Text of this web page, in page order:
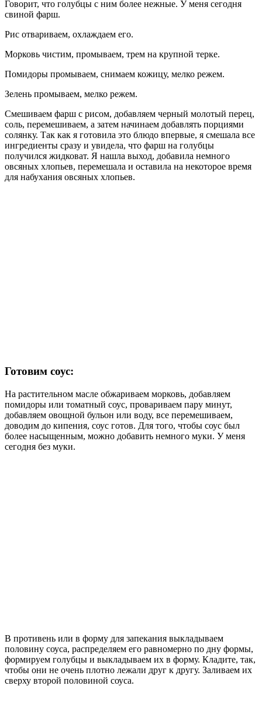
Говорит, что голубцы с ним более нежные. У меня сегодня
свиной фарш.
Рис отвариваем, охлаждаем его.
Морковь чистим, промываем, трем на крупной терке.
Помидоры промываем, снимаем кожицу, мелко режем.
Зелень промываем, мелко режем.
Смешиваем фарш с рисом, добавляем черный молотый перец,
соль, перемешиваем, а затем начинаем добавлять порциями
солянку. Так как я готовила это блюдо впервые, я смешала все
ингредиенты сразу и увидела, что фарш на голубцы
получился жидковат. Я нашла выход, добавила немного
овсяных хлопьев, перемешала и оставила на некоторое время
для набухания овсяных хлопьев.
Готовим соус:
На растительном масле обжариваем морковь, добавляем
помидоры или томатный соус, провариваем пару минут,
добавляем овощной бульон или воду, все перемешиваем,
доводим до кипения, соус готов. Для того, чтобы соус был
более насыщенным, можно добавить немного муки. У меня
сегодня без муки.
В противень или в форму для запекания выкладываем
половину соуса, распределяем его равномерно по дну формы,
формируем голубцы и выкладываем их в форму. Кладите, так,
чтобы они не очень плотно лежали друг к другу. Заливаем их
сверху второй половиной соуса.